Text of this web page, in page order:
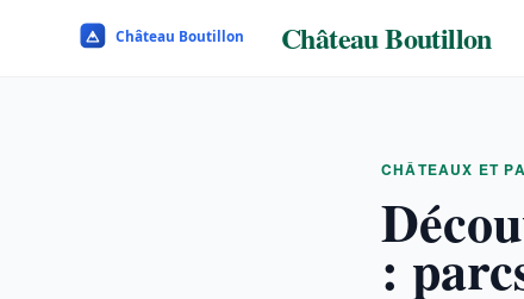
Château Boutillon
CHÂTEAUX ET
: